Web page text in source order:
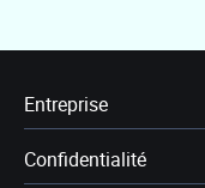
Entreprise
À Propos
Confidentialité